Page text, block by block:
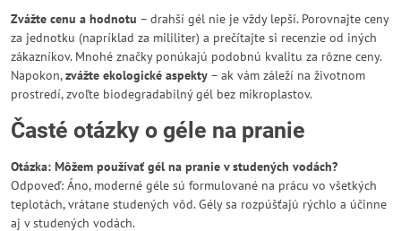
Zvážte cenu a hodnotu – drahší gél nie je vždy lepší. Porovnajte ceny
za jednotku (napríklad za mililiter) a prečítajte si recenzie od iných
zákazníkov. Mnohé značky ponúkajú podobnú kvalitu za rôzne ceny.
Napokon,zvážte ekologické aspekty – ak vám záleží na životnom
prostredí, zvoľte biodegradabilný gél bez mikroplastov.
Časté otázky o géle na pranie
Otázka: Môžem používať gél na pranie v studených vodách?
Odpoveď: Áno, moderné géle sú formulované na prácu vo všetkých
teplotách, vrátane studených vôd. Gély sa rozpúšťajú rýchlo a účinne
aj v studených vodách.